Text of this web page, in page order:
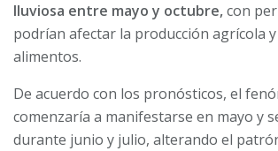
lluviosa entre mayo y octubre,con
podrían afectar la producción agrícola y
alimentos.
De acuerdo con los pronósticos, el
comenzaría a manifestarse en mayo y
durante junio y julio, alterando el